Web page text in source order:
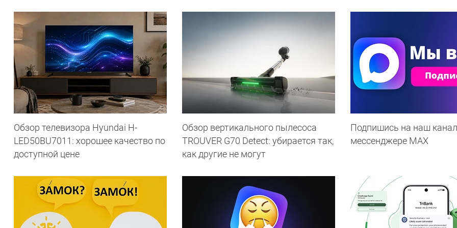
Обзор телевизора Hyundai H-
LED50BU7011: хорошее качество по
доступной цене
Обзор вертикального пылесоса
TROUVER G70 Detect: убирается так,
как другие не могут
Подпишись на наш
мессенджере МАХ